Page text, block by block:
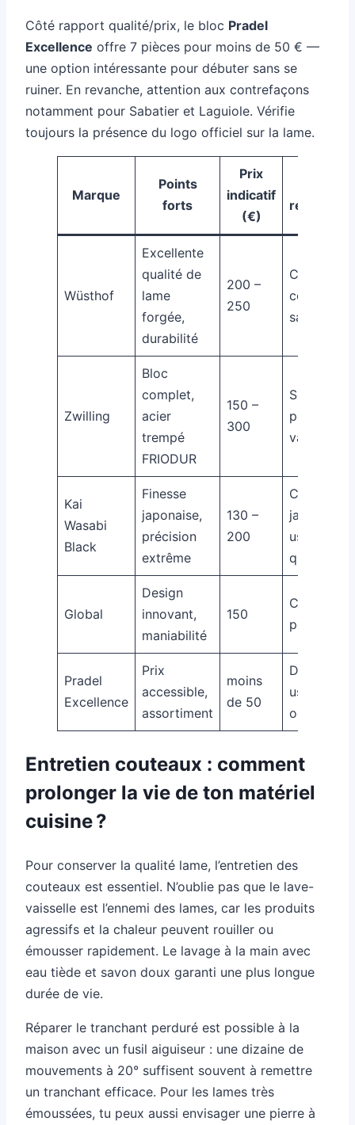
Côté rapport qualité/prix, le bloc Pradel
Excellence offre 7 pièces pour moins de 50 € —
une option intéressante pour débuter sans se
ruiner. En revanche, attention aux contrefaçons
notamment pour Sabatier et Laguiole. Vérifie
toujours la présence du logo officiel sur la lame.
Marque
Points
forts
Prix
indicatif
(€)
Wüsthof
Excellente
qualité de
lame
forgée,
durabilité
200 –
250
Couteau
couteau
santoku
Zwilling
Bloc
complet,
acier
trempé
FRIODUR
150 –
300
Set
pour
variée
Kai
Wasabi
Black
Finesse
japonaise,
précision
extrême
130 –
200
Couteaux
japonais,
usage
quotidien
Global
Design
innovant,
maniabilité
150
Couteau
polyvalent
Pradel
Excellence
Prix
accessible,
assortiment
moins
de 50
Débutants,
usage
Entretien couteaux : comment
prolonger la vie de ton matériel
cuisine ?
Pour conserver la qualité lame, l’entretien des
couteaux est essentiel. N’oublie pas que le lave-
vaisselle est l’ennemi des lames, car les produits
agressifs et la chaleur peuvent rouiller ou
émousser rapidement. Le lavage à la main avec
eau tiède et savon doux garanti une plus longue
durée de vie.
Réparer le tranchant perduré est possible à la
maison avec un fusil aiguiseur : une dizaine de
mouvements à 20° suffisent souvent à remettre
un tranchant efficace. Pour les lames très
émoussées, tu peux aussi envisager une pierre à